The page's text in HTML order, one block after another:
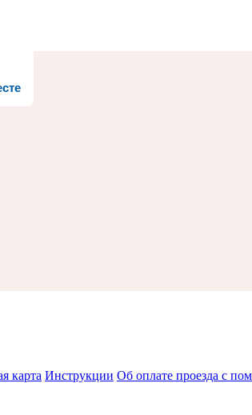
карта Инструкции Об оплате проезда с